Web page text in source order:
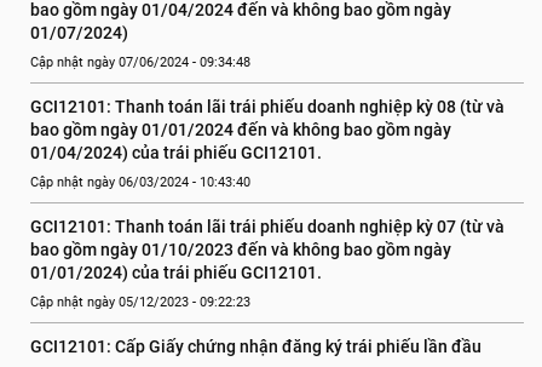
bao gồm ngày 01/04/2024 đến và không bao gồm ngày
01/07/2024)
Cập nhật ngày 07/06/2024 - 09:34:48
GCI12101: Thanh toán lãi trái phiếu doanh nghiệp kỳ 08 (từ và
bao gồm ngày 01/01/2024 đến và không bao gồm ngày
01/04/2024) của trái phiếu GCI12101.
Cập nhật ngày 06/03/2024 - 10:43:40
GCI12101: Thanh toán lãi trái phiếu doanh nghiệp kỳ 07 (từ và
bao gồm ngày 01/10/2023 đến và không bao gồm ngày
01/01/2024) của trái phiếu GCI12101.
Cập nhật ngày 05/12/2023 - 09:22:23
GCI12101: Cấp Giấy chứng nhận đăng ký trái phiếu lần đầu